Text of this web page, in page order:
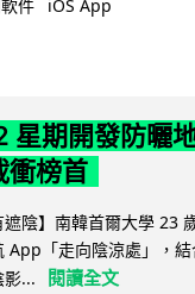
件 iOS App
星期開發防曬
衝榜首
遮陰】南韓首爾大學 23
App「走向陰涼處」，
影...
閱讀全文